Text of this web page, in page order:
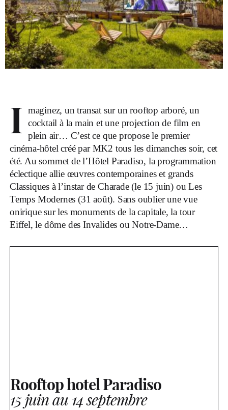
I maginez, un transat sur un rooftop arboré, un
cocktail à la main et une projection de film en
plein air… C’est ce que propose le premier
cinéma-hôtel créé par MK2 tous les dimanches soir, cet
été. Au sommet de l’Hôtel Paradiso, la programmation
éclectique allie œuvres contemporaines et grands
Classiques à l’instar de Charade (le 15 juin) ou Les
Temps Modernes (31 août). Sans oublier une vue
onirique sur les monuments de la capitale, la tour
Eiffel, le dôme des Invalides ou Notre-Dame…
Rooftop hotel Paradiso
15 juin au 14 septembre